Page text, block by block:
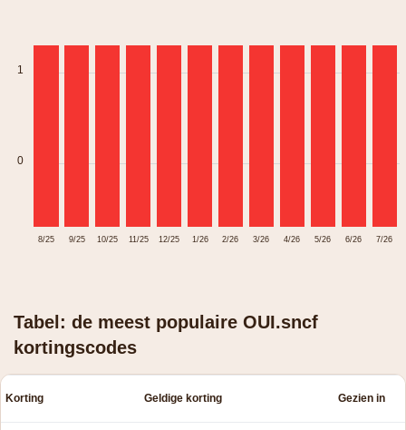
1
0
8/25 9/25 10/25 11/25 12/25 1/26 2/26 3/26 4/26 5/26 6/26 7/26
Tabel: de meest populaire OUI.sncf
kortingscodes
Korting Geldige korting Gezien in